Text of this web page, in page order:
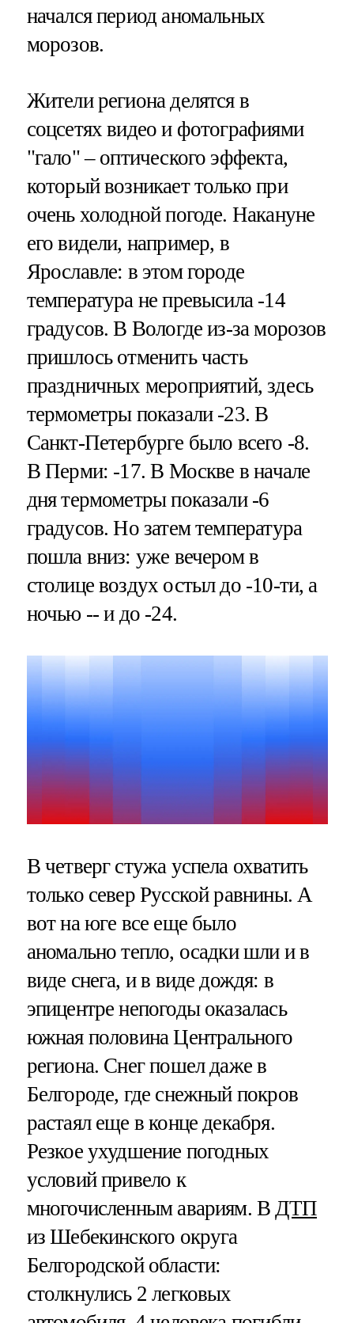
начался период аномальных
морозов.
Жители региона делятся в
соцсетях видео и фотографиями
"гало" – оптического эффекта,
который возникает только при
очень холодной погоде. Накануне
его видели, например, в
Ярославле: в этом городе
температура не превысила -14
градусов. В Вологде из-за морозов
пришлось отменить часть
праздничных мероприятий, здесь
термометры показали -23. В
Санкт-Петербурге было всего -8.
В Перми: -17. В Москве в начале
дня термометры показали -6
градусов. Но затем температура
пошла вниз: уже вечером в
столице воздух остыл до -10-ти, а
ночью -- и до -24.
В четверг стужа успела охватить
только север Русской равнины. А
вот на юге все еще было
аномально тепло, осадки шли и в
виде снега, и в виде дождя: в
эпицентре непогоды оказалась
южная половина Центрального
региона. Снег пошел даже в
Белгороде, где снежный покров
растаял еще в конце декабря.
Резкое ухудшение погодных
условий привело к
многочисленным авариям. ВДТП
из Шебекинского округа
Белгородской области:
столкнулись 2 легковых